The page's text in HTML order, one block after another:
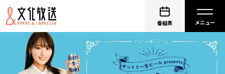
番組表